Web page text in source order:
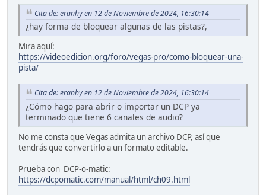
Cita de: eranhy en 12 de Noviembre de 2024, 16:30:14
¿hay forma de bloquear algunas de las pistas?,
Mira aquí:
https://videoedicion.org/foro/vegas-pro/como-bloquear-una-
pista/
Cita de: eranhy en 12 de Noviembre de 2024, 16:30:14
¿Cómo hago para abrir o importar un DCP ya
terminado que tiene 6 canales de audio?
No me consta que Vegas admita un archivo DCP, así que
tendrás que convertirlo a un formato editable.
Prueba con DCP-o-matic:
https://dcpomatic.com/manual/html/ch09.html